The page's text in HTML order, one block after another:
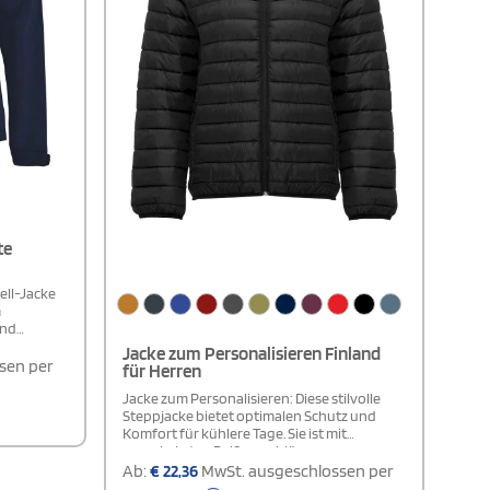
Jacke
mit
und
per
Jacke zum Personalisieren Finland
für Herren
Jacke zum Personalisieren: Diese stilvolle
Steppjacke bietet optimalen Schutz und
Komfort für kühlere Tage. Sie ist mit
umgekehrten Reißverschlüssen
ausgestattet, die einen Kinnschutz und
Zipper für zusätzlichen Komfort und Schutz
Ab:€22,36MwSt. ausgeschlossen per